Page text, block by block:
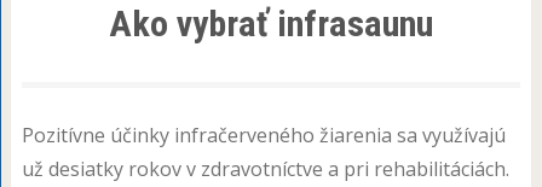
Ako vybrať infrasaunu
Pozitívne účinky infračerveného žiarenia sa využívajú
už desiatky rokov v zdravotníctve a pri rehabilitáciách.